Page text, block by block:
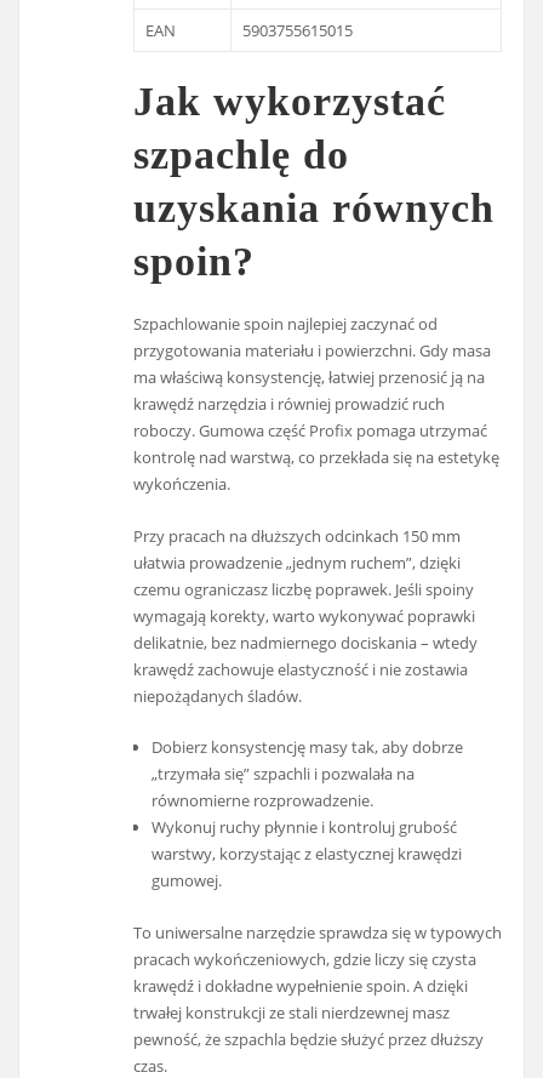
EAN 5903755615015
Jak wykorzystać
szpachlę do
uzyskania równych
spoin?
Szpachlowanie spoin najlepiej zaczynać od
przygotowania materiału i powierzchni. Gdy masa
ma właściwą konsystencję, łatwiej przenosić ją na
krawędź narzędzia i równiej prowadzić ruch
roboczy. Gumowa część Profix pomaga utrzymać
kontrolę nad warstwą, co przekłada się na estetykę
wykończenia.
Przy pracach na dłuższych odcinkach 150 mm
ułatwia prowadzenie „jednym ruchem”, dzięki
czemu ograniczasz liczbę poprawek. Jeśli spoiny
wymagają korekty, warto wykonywać poprawki
delikatnie, bez nadmiernego dociskania – wtedy
krawędź zachowuje elastyczność i nie zostawia
niepożądanych śladów.
Dobierz konsystencję masy tak, aby dobrze
„trzymała się” szpachli i pozwalała na
równomierne rozprowadzenie.
Wykonuj ruchy płynnie i kontroluj grubość
warstwy, korzystając z elastycznej krawędzi
gumowej.
To uniwersalne narzędzie sprawdza się w typowych
pracach wykończeniowych, gdzie liczy się czysta
krawędź i dokładne wypełnienie spoin. A dzięki
trwałej konstrukcji ze stali nierdzewnej masz
pewność, że szpachla będzie służyć przez dłuższy
czas.